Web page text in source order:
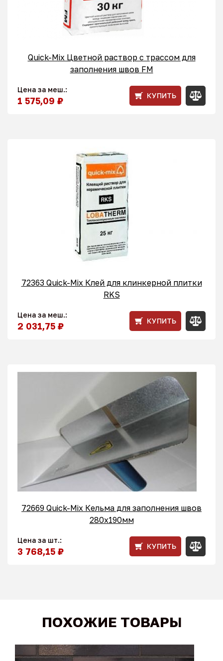
Quick-Mix Цветной раствор с трассом для
заполнения швов FM
Цена за меш.:
1 575,09 ₽ КУПИТЬ
72363 Quick-Mix Клей для клинкерной плитки
RKS
Цена за меш.:
2 031,75 ₽ КУПИТЬ
72669 Quick-Mix Кельма для заполнения швов
280x190мм
Цена за шт.:
3 768,15 ₽ КУПИТЬ
ПОХОЖИЕ ТОВАРЫ